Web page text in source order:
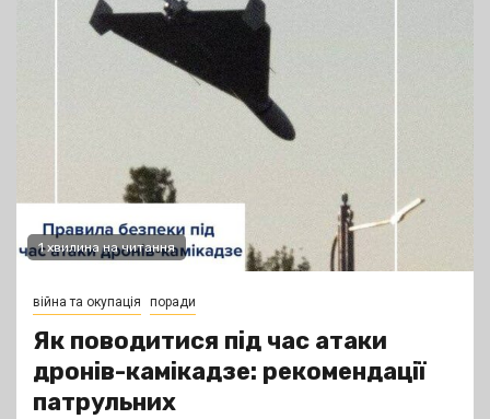
1 хвилина на читання
війна та окупація поради
Як поводитися під час атаки
дронів-камікадзе: рекомендації
патрульних